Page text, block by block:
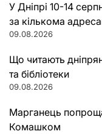
У Дніпрі 10-14
за кількома
09.08.2026
Що читають
та бібліотеки
09.08.2026
Марганець
Комашком